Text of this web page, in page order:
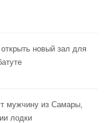
новый зал для
мужчину из Самары,
лодки